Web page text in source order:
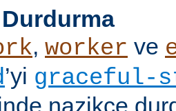
, worker ve
’yi graceful-
nazikçe